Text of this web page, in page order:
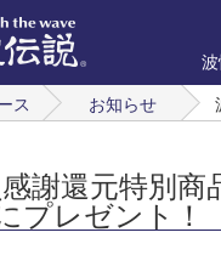
ス お知らせ
謝還元特別
プレゼント！